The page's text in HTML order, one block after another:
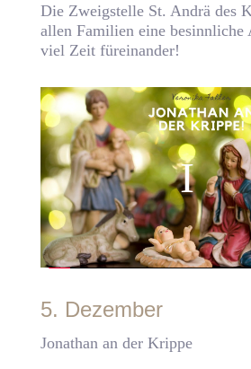
Die Zweigstelle St. Andrä des
allen Familien eine besinnliche
viel Zeit füreinander!
5. Dezember
Jonathan an der Krippe